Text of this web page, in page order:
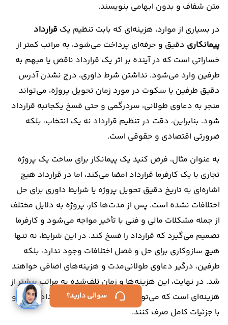
ورود /
ثبت‌نام
متن شفاف و بدون ابهامی بنویسند.
در بسیاری از موارد، هزینه‌ای که بابت تنظیم یک قرارداد
پیمانکاری دقیق و حرفه‌ای پرداخت می‌شود، به مراتب کمتر از
خساراتی است که در آینده بر اثر یک قرارداد ناقص یا مبهم به
طرفین وارد می‌شود. نداشتن شرط داوری، درج نشدن آدرس
دقیق طرفین یا سکوت در مورد زمان تحویل پروژه، می‌تواند
منجر به دعاوی طولانی، سردرگمی و حتی فسخ یکجانبه قرارداد
شود. بنابراین، دقت در تنظیم قرارداد نه یک انتخاب، بلکه
ضرورتی اقتصادی و حقوقی است.
به عنوان مثال، فرض کنید یک پیمانکار برای ساخت یک پروژه
تجاری با یک کارفرما قرارداد امضا می‌کند، اما در قرارداد هیچ
اشاره‌ای به تاریخ دقیق تحویل پروژه یا شرایط داوری برای حل
اختلافات نشده است. پس از مدت‌ها کار، پروژه به دلایل مختلف
از جمله مشکلات مالی و فنی با تأخیر مواجه می‌شود و کارفرما
تصمیم می‌گیرد که قرارداد را فسخ کند. در این شرایط، نه تنها
هیچ سازوکاری برای حل و فصل اختلافات وجود ندارد، بلکه
طرفین، درگیر دعاوی طولانی‌مدت و هزینه‌های اضافی خواهند
شد. در نهایت، این هزینه‌ها و زمان تلف‌شده به مراتب بیشتر از
هزینه‌ای است که می‌توانستند برای تنظیم یک قرارداد دقیق و
با جزئیات کامل صرف کنند.
سوالی دارید؟